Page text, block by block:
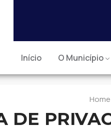
Início O Município
Home
DE